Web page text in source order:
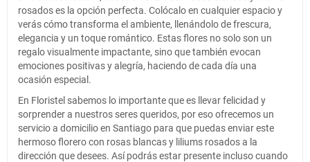
rosados es la opción perfecta. Colócalo en cualquier espacio y
verás cómo transforma el ambiente, llenándolo de frescura,
elegancia y un toque romántico. Estas flores no solo son un
regalo visualmente impactante, sino que también evocan
emociones positivas y alegría, haciendo de cada día una
ocasión especial.
En Floristel sabemos lo importante que es llevar felicidad y
sorprender a nuestros seres queridos, por eso ofrecemos un
servicio a domicilio en Santiago para que puedas enviar este
hermoso florero con rosas blancas y liliums rosados a la
dirección que desees. Así podrás estar presente incluso cuando